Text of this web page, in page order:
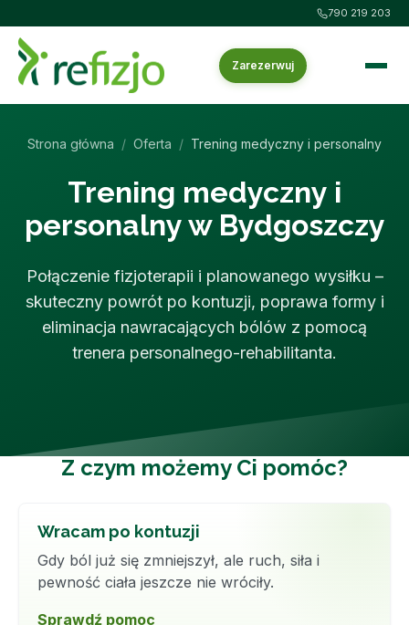
790 219 203
Zarezerwuj
Strona główna / Oferta / Trening medyczny i personalny
Trening medyczny i
personalny w Bydgoszczy
Połączenie fizjoterapii i planowanego wysiłku –
skuteczny powrót po kontuzji, poprawa formy i
eliminacja nawracających bólów z pomocą
trenera personalnego-rehabilitanta.
Z czym możemy Ci pomóc?
Wracam po kontuzji
Gdy ból już się zmniejszył, ale ruch, siła i
pewność ciała jeszcze nie wróciły.
Sprawdź pomoc